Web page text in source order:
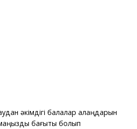
әкімдігі балалар алаңдарын
бағыты болып